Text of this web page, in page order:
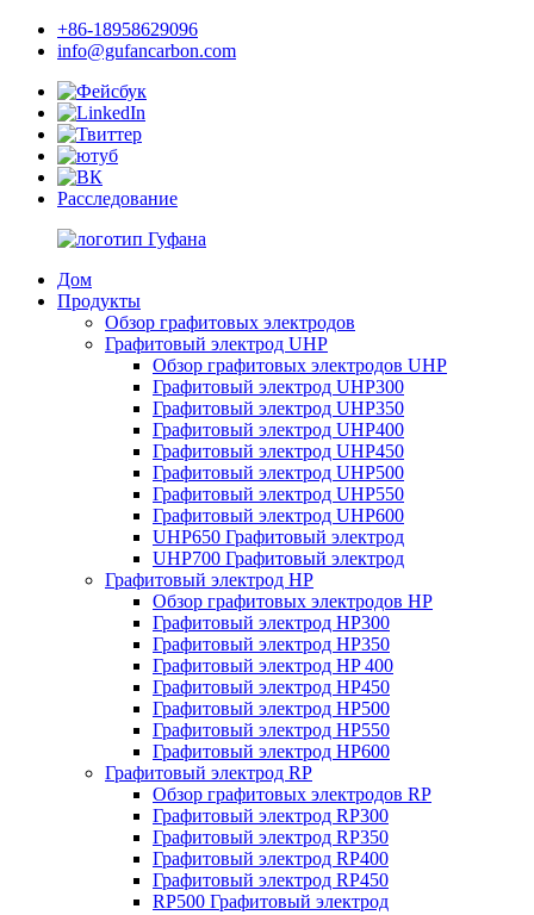
+86-18958629096
info@gufancarbon.com
Расследование
Дом
Продукты
Обзор графитовых электродов
Графитовый электрод UHP
Обзор графитовых электродов UHP
Графитовый электрод UHP300
Графитовый электрод UHP350
Графитовый электрод UHP400
Графитовый электрод UHP450
Графитовый электрод UHP500
Графитовый электрод UHP550
Графитовый электрод UHP600
UHP650 Графитовый электрод
UHP700 Графитовый электрод
Графитовый электрод HP
Обзор графитовых электродов HP
Графитовый электрод HP300
Графитовый электрод HP350
Графитовый электрод HP 400
Графитовый электрод HP450
Графитовый электрод HP500
Графитовый электрод HP550
Графитовый электрод HP600
Графитовый электрод RP
Обзор графитовых электродов RP
Графитовый электрод RP300
Графитовый электрод RP350
Графитовый электрод RP400
Графитовый электрод RP450
RP500 Графитовый электрод